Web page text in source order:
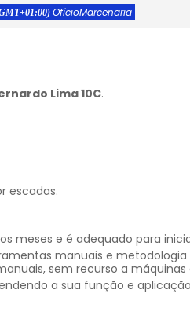
OfícioMarcenaria
Lima 10C.
escadas.
meses e é adequado para
manuais e
sem recurso a
a sua função e